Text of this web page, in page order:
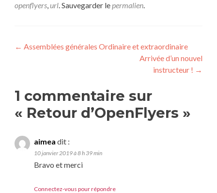
openflyers,url. Sauvegarder lepermalien.
Navigation
← Assemblées générales Ordinaire et extraordinaire
Arrivée d’un nouvel
instructeur ! →
1 commentaire sur
« Retour d’OpenFlyers »
aimea dit :
10 janvier 2019 à 8 h 39 min
Bravo et merci
Connectez-vous pour répondre